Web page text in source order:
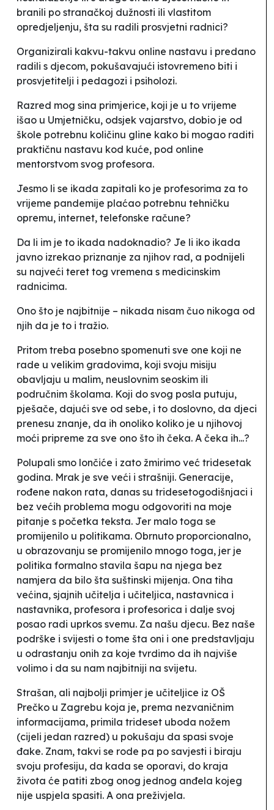
branili po stranačkoj dužnosti ili vlastitom
opredjeljenju, šta su radili prosvjetni radnici?
Organizirali kakvu-takvu online nastavu i predano
radili s djecom, pokušavajući istovremeno biti i
prosvjetitelji i pedagozi i psiholozi.
Razred mog sina primjerice, koji je u to vrijeme
išao u Umjetničku, odsjek vajarstvo, dobio je od
škole potrebnu količinu gline kako bi mogao raditi
praktičnu nastavu kod kuće, pod online
mentorstvom svog profesora.
Jesmo li se ikada zapitali ko je profesorima za to
vrijeme pandemije plaćao potrebnu tehničku
opremu, internet, telefonske račune?
Da li im je to ikada nadoknadio? Je li iko ikada
javno izrekao priznanje za njihov rad, a podnijeli
su najveći teret tog vremena s medicinskim
radnicima.
Ono što je najbitnije – nikada nisam čuo nikoga od
njih da je to i tražio.
Pritom treba posebno spomenuti sve one koji ne
rade u velikim gradovima, koji svoju misiju
obavljaju u malim, neuslovnim seoskim ili
područnim školama. Koji do svog posla putuju,
pješače, dajući sve od sebe, i to doslovno, da djeci
prenesu znanje, da ih onoliko koliko je u njihovoj
moći pripreme za sve ono što ih čeka. A čeka ih...?
Polupali smo lončiće i zato žmirimo već tridesetak
godina. Mrak je sve veći i strašniji. Generacije,
rođene nakon rata, danas su tridesetogodišnjaci i
bez većih problema mogu odgovoriti na moje
pitanje s početka teksta. Jer malo toga se
promijenilo u politikama. Obrnuto proporcionalno,
u obrazovanju se promijenilo mnogo toga, jer je
politika formalno stavila šapu na njega bez
namjera da bilo šta suštinski mijenja. Ona tiha
većina, sjajnih učitelja i učiteljica, nastavnica i
nastavnika, profesora i profesorica i dalje svoj
posao radi uprkos svemu. Za našu djecu. Bez naše
podrške i svijesti o tome šta oni i one predstavljaju
u odrastanju onih za koje tvrdimo da ih najviše
volimo i da su nam najbitniji na svijetu.
Strašan, ali najbolji primjer je učiteljice iz OŠ
Prečko u Zagrebu koja je, prema nezvaničnim
informacijama, primila trideset uboda nožem
(cijeli jedan razred) u pokušaju da spasi svoje
đake. Znam, takvi se rode pa po savjesti i biraju
svoju profesiju, da kada se oporavi, do kraja
života će patiti zbog onog jednog anđela kojeg
nije uspjela spasiti. A ona preživjela.